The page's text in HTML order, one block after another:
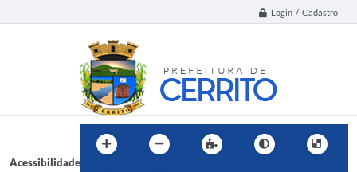
Login / Cadastro
Acessibilidade